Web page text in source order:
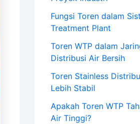
Fungsi Toren dalam
Treatment Plant
Toren WTP dalam
Distribusi Air Bersih
Toren Stainless
Lebih Stabil
Apakah Toren WTP
Air Tinggi?